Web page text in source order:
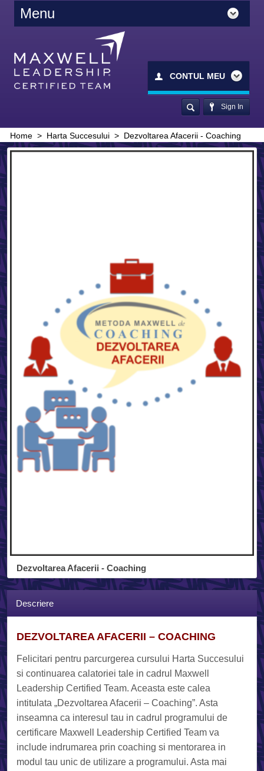
Menu
CONTUL MEU
Sign In
Home > Harta Succesului > Dezvoltarea Afacerii - Coaching
Dezvoltarea Afacerii - Coaching
Descriere
DEZVOLTAREA AFACERII – COACHING
Felicitari pentru parcurgerea cursului Harta Succesului
si continuarea calatoriei tale in cadrul Maxwell
Leadership Certified Team. Aceasta este calea
intitulata „Dezvoltarea Afacerii – Coaching”. Asta
inseamna ca interesul tau in cadrul programului de
certificare Maxwell Leadership Certified Team va
include indrumarea prin coaching si mentorarea in
modul tau unic de utilizare a programului. Asta mai